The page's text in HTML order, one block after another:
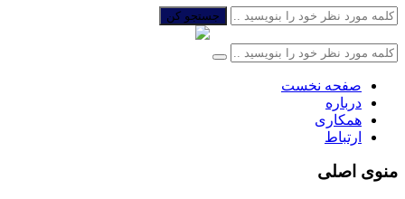
جستجو کن
صفحه نخست
درباره
همکاری
ارتباط
منوی اصلی